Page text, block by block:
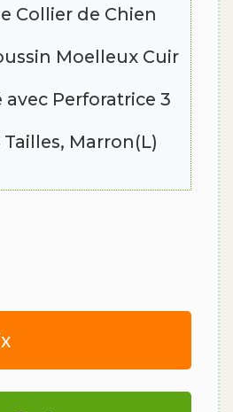
Collier de Chien
Moelleux Cuir
Perforatrice 3
Marron(L)